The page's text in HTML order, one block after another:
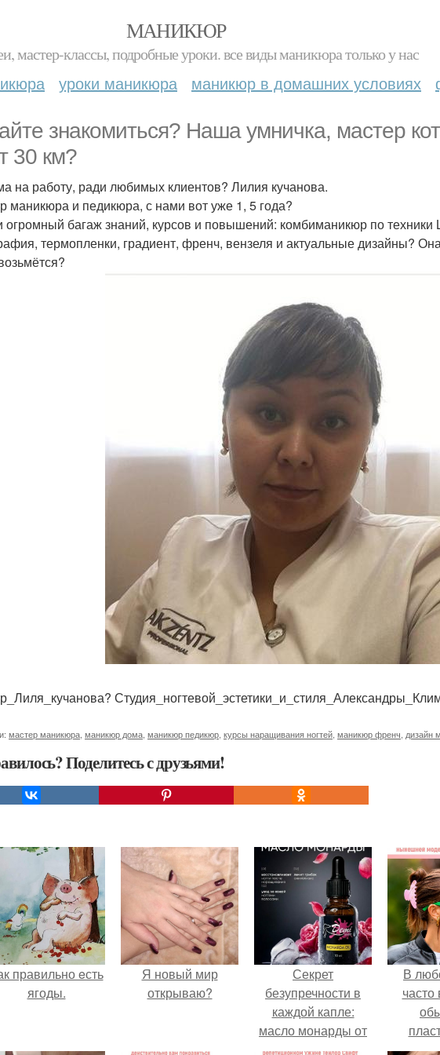
МАНИКЮР
мастер-классы, подробные уроки. все виды маникюра только у нас
уроки маникюра маникюр в домашних условиях
знакомиться? Наша умничка, мастер
30 км?
на работу, ради любимых клиентов? Лилия кучанова.
маникюра и педикюра, с нами вот уже 1, 5 года?
огромный багаж знаний, курсов и повышений: комбиманикюр по
термопленки, градиент, френч, вензеля и актуальные дизайны?
мастер маникюра маникюр дома маникюр педикюр курсы наращивания ногтей маникюр френч дизайн
Поделитесь с друзьями!
правильно eсть
ягоды.
Я новый мир
открываю?
Секрет
безупречности в
каждой капле:
масло монарды от
Demi Sweet.
В
часто